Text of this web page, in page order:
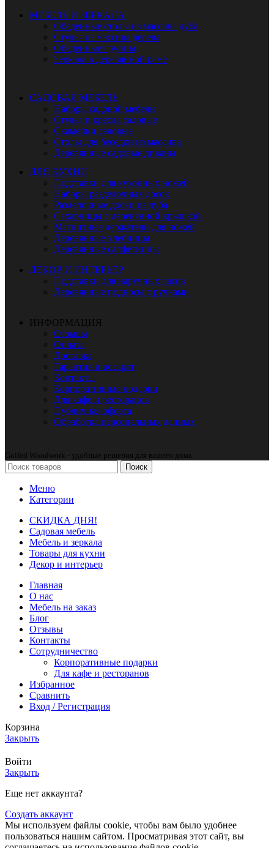
МЕБЕЛЬ И ЗЕРКАЛА
Обеденные столы из массива дуба
Стулья из массива дерева
Обеденные группы
Зеркала в деревянной раме
САДОВАЯ МЕБЕЛЬ
Наборы садовой мебели
Стулья и кресла садовые
Скамейки садовые
Столы для беседки из массива
Деревянные садовые диваны
ДЛЯ КУХНИ
Подставки для кухонных ножей
Наборы разделочных досок
Разделочные доски из дуба
Сахарницы с деревянной крышкой
Магнитные держатели для ножей
Деревянные хлебницы
Деревянные салфетницы
ДЕКОР И ИНТЕРЬЕР
Подставки для наручных часов
Деревянные подносы с ручками
ИНФОРМАЦИЯ
Отзывы
Оплата
Доставка
Гарантия и возврат
Контакты
Корпоративные подарки
Для кафе и ресторанов
Публичная оферта
Обработка персональных данных
Golfed Woodwork - удобные решения для вашего дома
Поиск
Меню
Категории
СКИДКА ДНЯ!
Садовая мебель
Мебель и зеркала
Товары для кухни
Декор и интерьер
Главная
О нас
Мебель на заказ
Блог
Отзывы
Контакты
Сотрудничество
Корпоративные подарки
Для кафе и ресторанов
Избранное
Сравнить
Вход / Регистрация
Корзина
Закрыть
Войти
Закрыть
Еще нет аккаунта?
Создать аккаунт
Мы используем файлы cookie, чтобы вам было удобнее
пользоваться нашим сайтом. Просматривая этот сайт, вы